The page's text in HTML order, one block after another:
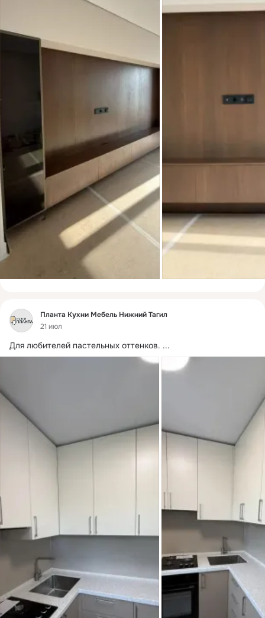
Фид
Планта Кухни Мебель Нижний Тагил
21 июл
Для любителей пастельных оттенков. ...